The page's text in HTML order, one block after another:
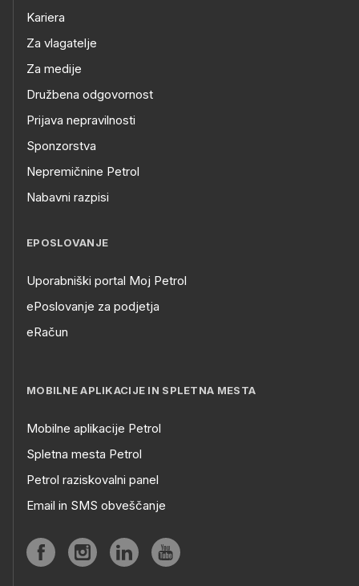
Kariera
Za vlagatelje
Za medije
Družbena odgovornost
Prijava nepravilnosti
Sponzorstva
Nepremičnine Petrol
Nabavni razpisi
EPOSLOVANJE
Uporabniški portal Moj Petrol
ePoslovanje za podjetja
eRačun
MOBILNE APLIKACIJE IN SPLETNA MESTA
Mobilne aplikacije Petrol
Spletna mesta Petrol
Petrol raziskovalni panel
Email in SMS obveščanje